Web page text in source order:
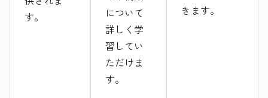
す。
について
詳しく学
習してい
ただけま
す。
きます。